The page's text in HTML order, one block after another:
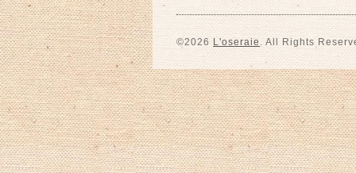
©2026 L'oseraie . All Rights